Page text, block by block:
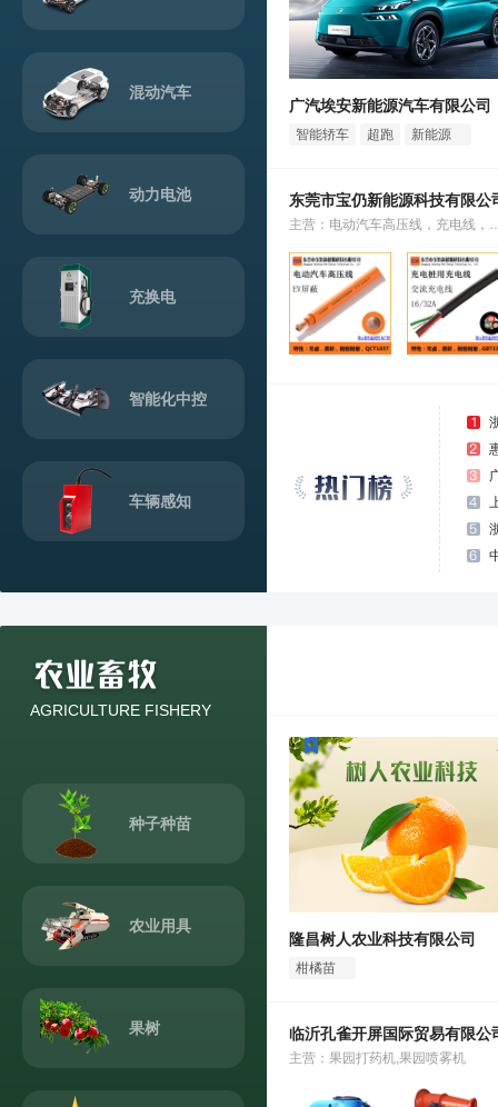
混动汽车
动力电池
充换电
智能化中控
车辆感知
广汽埃安新能源汽车有限公司
智能轿车 超跑
新能源
东莞市宝仍新能源科技有限公
主营：电动汽车高
AGRICULTURE FISHERY
种子种苗
农业用具
果树
隆昌树人农业科技有限公司
柑橘苗
临沂孔雀开屏国际贸易有限公
主营：果园打药机,果园喷雾机